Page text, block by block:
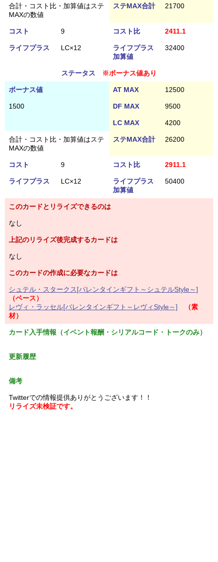
合計・コスト比・加算値はステ
MAXの数値
ステMAX合計 21700
コスト 9 コスト比 2411.1
ライフプラス LC×12
ライフプラス
加算値
32400
ステータス ※ボーナス値あり
ボーナス値 AT MAX 12500
1500 DF MAX 9500
LC MAX 4200
合計・コスト比・加算値はステ
MAXの数値
ステMAX合計 26200
コスト 9 コスト比 2911.1
ライフプラス LC×12
ライフプラス
加算値
50400
このカードとリライズできるのは
なし
上記のリライズ後完成するカードは
なし
このカードの作成に必要なカードは
シュテル・スタークス[バレンタインギフト～シュテルStyle～]
（ベース）
レヴィ・ラッセル[バレンタインギフト～レヴィStyle～]
（素
材）
カード入手情報（イベント報酬・シリアルコード・トークのみ）
更新履歴
備考
Twitterでの情報提供ありがとうございます！！
リライズ未検証です。